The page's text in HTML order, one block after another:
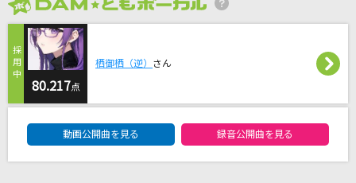
一青 窈
[生音]嘘
シド
WHITE BREATH
T.M.Revolution
80.217点
栖御栖（逆） さん
動画公開曲を見る 録音公開曲を見る